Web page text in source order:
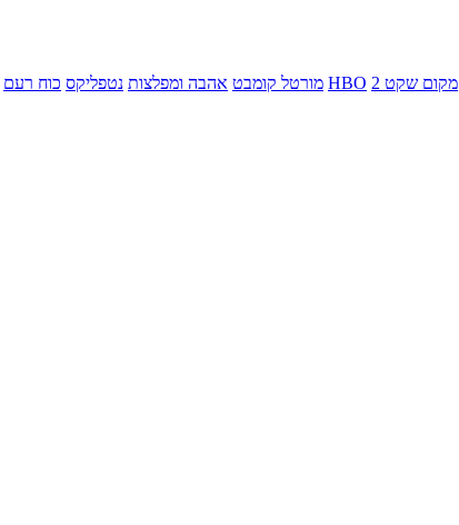
מקום שקט 2 HBO מורטל קומבט אהבה ומפלצות נטפליקס כוח רעם